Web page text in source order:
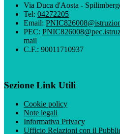
Via Duca d'Aosta -
Tel: 04272205
Email:
PEC:
mail
C.F.: 90011710937
Sezione Link Utili
Cookie policy
Note legali
Informativa Privacy
Ufficio Relazioni con il